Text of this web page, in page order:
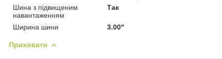
Шина з підвищеним
навантаженням
Так
Ширина шини 3.00"
Приховати